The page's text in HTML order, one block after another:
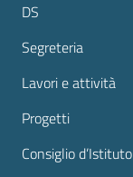
DS
Segreteria
Lavori e attività
Progetti
Consiglio d’Istituto